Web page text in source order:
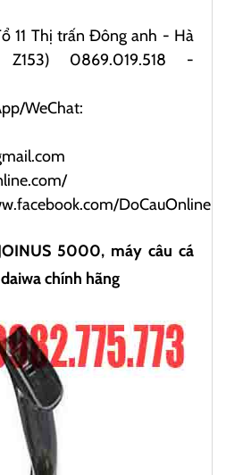
11 Thị trấn Đông anh - Hà
0869.019.518 -
WeChat:
DoCauOnline
5000, máy câu cá
chính hãng